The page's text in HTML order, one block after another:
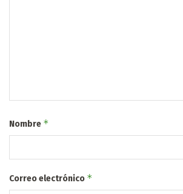
Nombre *
Correo electrónico *